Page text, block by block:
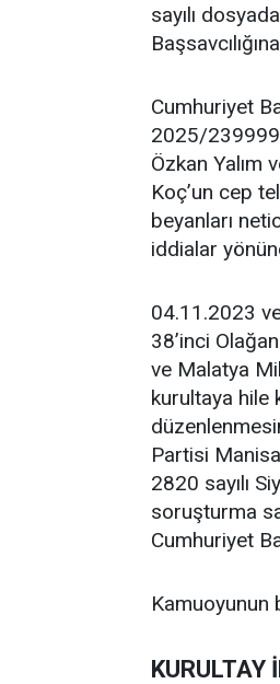
sayılı
Cumhuriyet
2025/239999
Özkan Yalım
Koç’un cep
beyanları
iddialar
04.11.2023
38’inci
ve Malatya
kurultaya hile
Partisi
2820 sayılı
soruşturma
Cumhuriyet
Kamuoyunun
KURULTAY